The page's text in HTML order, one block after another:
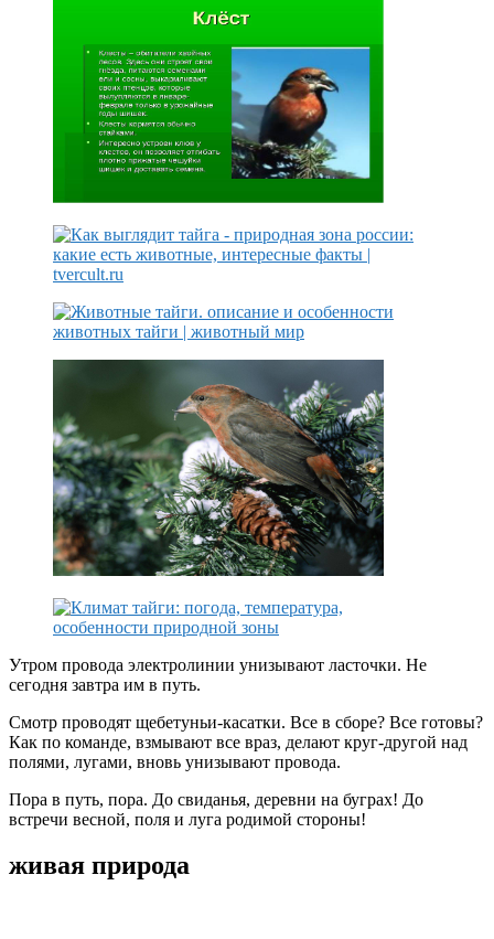
Утром провода электролинии унизывают ласточки. Не
сегодня завтра им в путь.
Смотр проводят щебетуньи-касатки. Все в сборе? Все готовы?
Как по команде, взмывают все враз, делают круг-другой над
полями, лугами, вновь унизывают провода.
Пора в путь, пора. До свиданья, деревни на буграх! До
встречи весной, поля и луга родимой стороны!
живая природа